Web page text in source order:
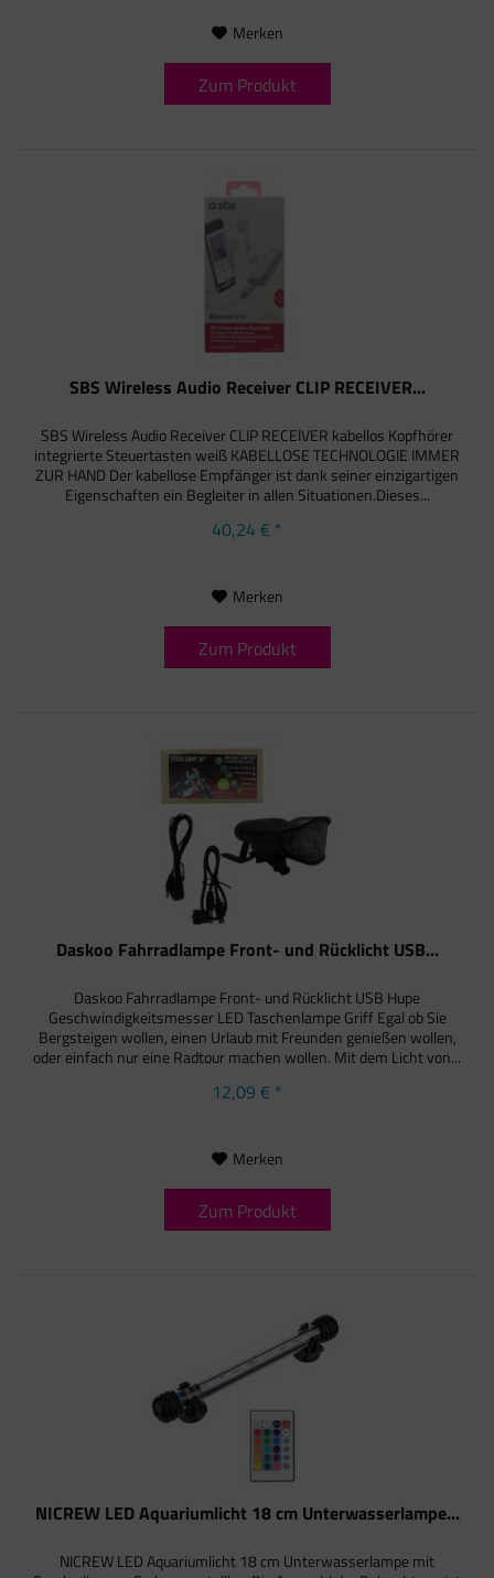
Merken
Zum Produkt
SBS Wireless Audio Receiver CLIP RECEIVER...
SBS Wireless Audio Receiver CLIP RECEIVER kabellos Kopfhörer
integrierte Steuertasten weiß KABELLOSE TECHNOLOGIE IMMER
ZUR HAND Der kabellose Empfänger ist dank seiner einzigartigen
Eigenschaften ein Begleiter in allen Situationen.Dieses...
40,24 € *
Merken
Zum Produkt
Daskoo Fahrradlampe Front- und Rücklicht USB...
Daskoo Fahrradlampe Front- und Rücklicht USB Hupe
Geschwindigkeitsmesser LED Taschenlampe Griff Egal ob Sie
Bergsteigen wollen, einen Urlaub mit Freunden genießen wollen,
oder einfach nur eine Radtour machen wollen. Mit dem Licht von...
12,09 € *
Merken
Zum Produkt
NICREW LED Aquariumlicht 18 cm Unterwasserlampe...
NICREW LED Aquariumlicht 18 cm Unterwasserlampe mit